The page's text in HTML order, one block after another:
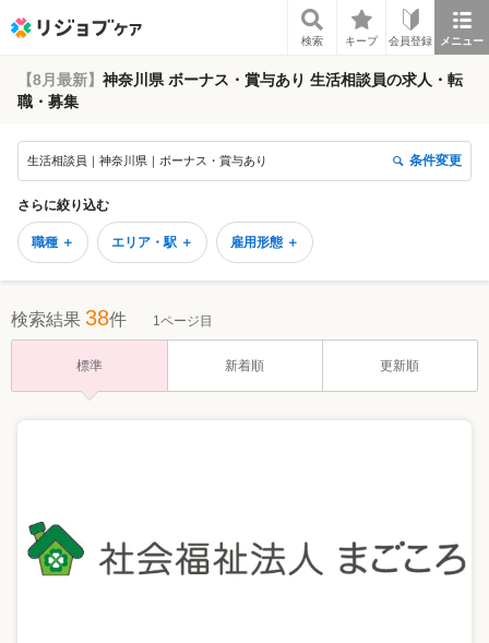
検索 キープ 会員登録 メニュー
【8月最新】 神奈川県 ボーナス・賞与あり 生活相談員の求人・転
職・募集
生活相談員｜神奈川県｜ボーナス・賞与あり 条件変更
さらに絞り込む
職種 ＋ エリア・駅 ＋ 雇用形態 ＋
検索結果 38件 1ページ目
標準 新着順 更新順